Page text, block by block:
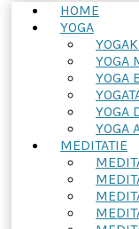
HOME
YOGA
YOGA
YOGA
YOGA
YOGA
MEDITATIE